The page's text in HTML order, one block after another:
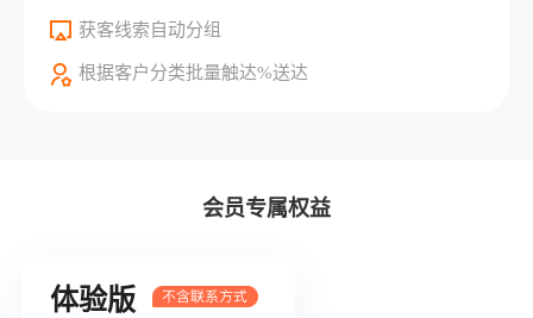
获客线索自动分组
根据客户分类批量触达%送达
会员专属权益
体验版